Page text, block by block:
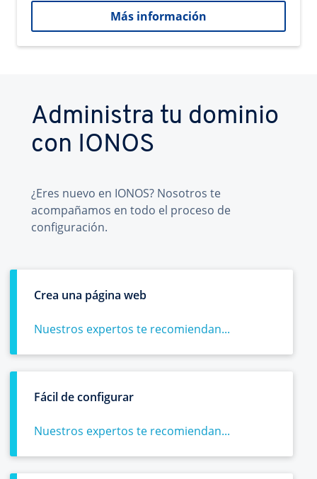
Más información
Administra tu dominio
con IONOS
¿Eres nuevo en IONOS? Nosotros te
acompañamos en todo el proceso de
configuración.
Crea una página web
Nuestros expertos te recomiendan...
Fácil de configurar
Nuestros expertos te recomiendan...